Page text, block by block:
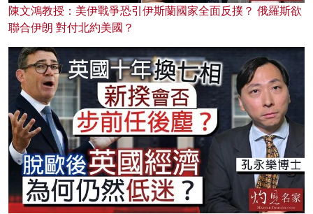
陳文鴻教授：美伊戰爭恐引伊斯蘭國家全面反撲？ 俄羅斯欲
聯合伊朗 對付北約美國？